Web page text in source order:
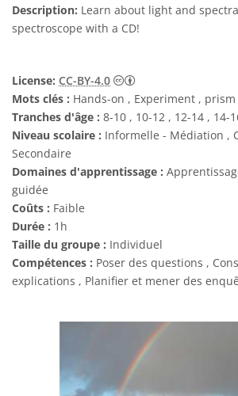
Description: Learn about light and
spectroscope with a CD!
License: CC-BY-4.0
Creative
Mots clés : Hands-on , Experiment , prism
Tranches d'âge : 8-10 , 10-12 , 12-14 , 14-
Niveau scolaire : Informelle - Médiation ,
Secondaire
Domaines d'apprentissage :
guidée
Coûts : Faible
Durée : 1h
Taille du groupe : Individuel
Compétences : Poser des questions ,
explications , Planifier et mener des